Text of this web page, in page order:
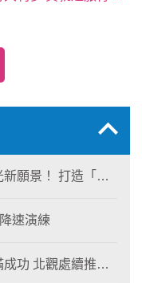
願景！ 打造「生
速演練
推照